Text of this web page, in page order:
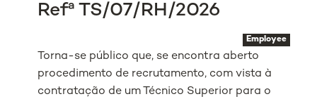
Refª TS/07/RH/2026
Employee
Torna-se público que, se encontra aberto
procedimento de recrutamento, com vista à
contratação de um Técnico Superior para o